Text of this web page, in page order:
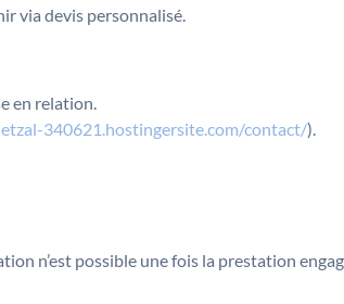
via devis personnalisé.
en relation.
340621.hostingersite.com/contact/).
n’est possible une fois la prestation